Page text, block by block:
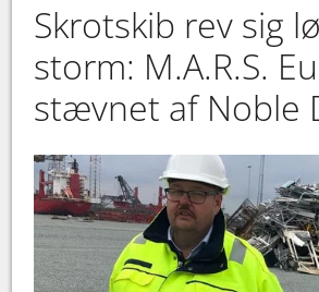
Skrotskib rev sig
storm: M.A.R.S.
stævnet af Noble